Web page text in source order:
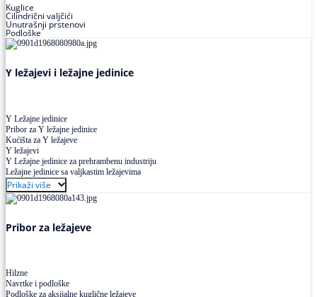
Kuglice
Cilindrični valjčići
Unutrašnji prstenovi
Podloške
Y ležajevi i ležajne jedinice
Y Ležajne jedinice
Pribor za Y ležajne jedinice
Kućišta za Y ležajeve
Y ležajevi
Y Ležajne jedinice za prehrambenu industriju
Ležajne jedinice sa valjkastim ležajevima
Prikaži više
Pribor za ležajeve
Hilzne
Navrtke i podloške
Podloške za aksijalne kuglične ležajeve